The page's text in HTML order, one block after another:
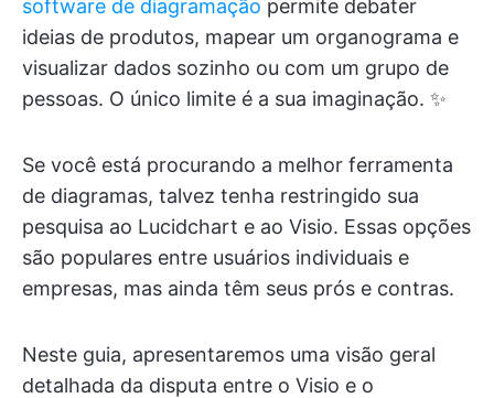
software de diagramação permite debater
ideias de produtos, mapear um organograma e
visualizar dados sozinho ou com um grupo de
pessoas. O único limite é a sua imaginação. ✨
Se você está procurando a melhor ferramenta
de diagramas, talvez tenha restringido sua
pesquisa ao Lucidchart e ao Visio. Essas opções
são populares entre usuários individuais e
empresas, mas ainda têm seus prós e contras.
Neste guia, apresentaremos uma visão geral
detalhada da disputa entre o Visio e o